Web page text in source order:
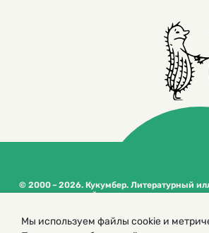
© 2000 – 2026. Кукумбер. Литературный
журнал для детей
сайта
Мы используем файлы cookie и